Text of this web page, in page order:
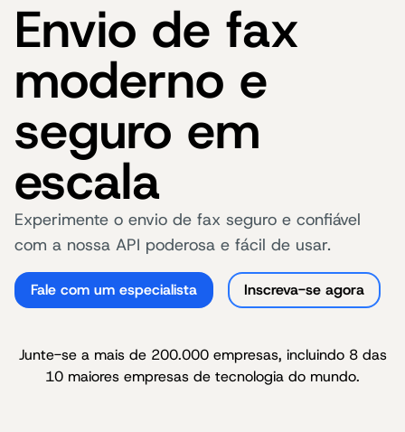
Envio de fax
moderno e
seguro em
escala
Experimente o envio de fax seguro e confiável
com a nossa API poderosa e fácil de usar.
Fale com um especialista Inscreva-se agora
Junte-se a mais de 200.000 empresas, incluindo 8 das
10 maiores empresas de tecnologia do mundo.